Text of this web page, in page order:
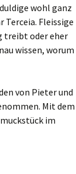
wohl ganz
Terceia. Fleissige
treibt oder eher
wissen, worum
von Pieter und
Mit dem
im